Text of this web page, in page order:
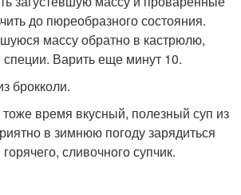
до пюреобразного состояния.
массу обратно в кастрюлю,
специи. Варить еще минут 10.
брокколи.
время вкусный, полезный суп из
в зимнюю погоду зарядиться
сливочного супчик.